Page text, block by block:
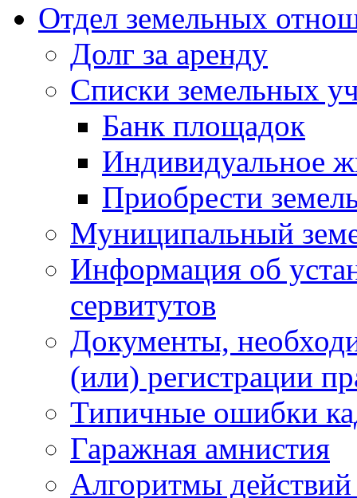
Отдел земельных
Долг за аренду
Списки земельных
Банк площадок
Индивидуальное
Приобрести
Муниципальный
Информация об
сервитутов
Документы,
(или) регистрации
Типичные ошибки
Гаражная амнистия
Алгоритмы действий